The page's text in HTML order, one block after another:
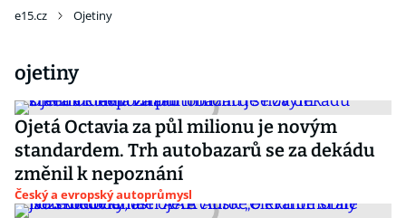
e15.cz Ojetiny
ojetiny
Ojetá Octavia za půl milionu je novým
standardem. Trh autobazarů se za dekádu
změnil k nepoznání
Český a evropský autoprůmysl